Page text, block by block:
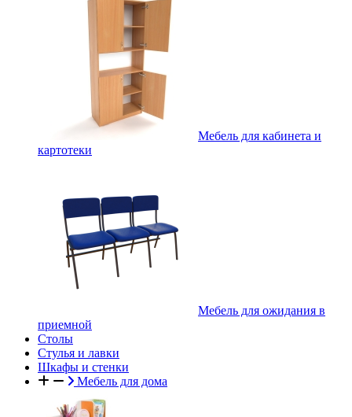
Мебель для кабинета и
картотеки
Мебель для ожидания в
приемной
Столы
Стулья и лавки
Шкафы и стенки
Мебель для дома